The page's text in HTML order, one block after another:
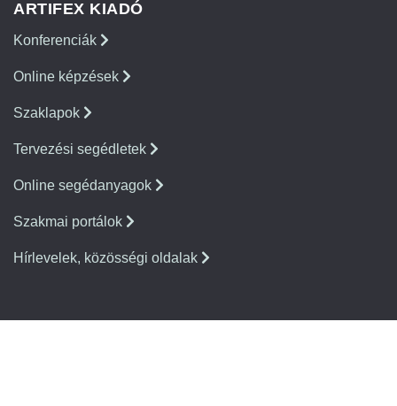
ARTIFEX KIADÓ
Konferenciák
Online képzések
Szaklapok
Tervezési segédletek
Online segédanyagok
Szakmai portálok
Hírlevelek, közösségi oldalak